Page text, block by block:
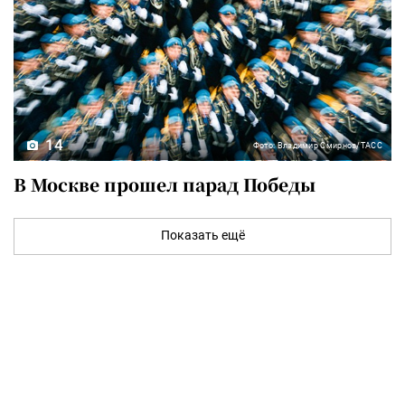
14 Фото: Владимир Смирнов/ТАСС
В Москве прошел парад Победы
Показать ещё